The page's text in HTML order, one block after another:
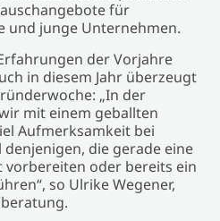
für
und junge Unternehmen.
der Vorjahre
in diesem Jahr überzeugt
„In der
mit einem geballten
Aufmerksamkeit bei
die gerade eine
vorbereiten oder bereits ein
so Ulrike Wegener,